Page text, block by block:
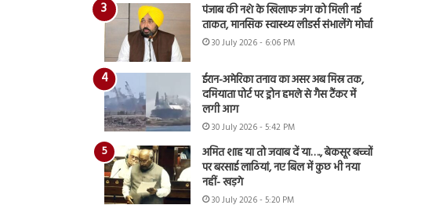
पंजाब की नशे के खिलाफ जंग को मिली नई
ताकत, मानसिक स्वास्थ्य लीडर्स संभालेंगे मोर्चा
30 July 2026 - 6:06 PM
ईरान-अमेरिका तनाव का असर अब मिस्र तक,
दमियाता पोर्ट पर ड्रोन हमले से गैस टैंकर में
लगी आग
30 July 2026 - 5:42 PM
अमित शाह या तो जवाब दें या…., बेकसूर बच्चों
पर बरसाई लाठियां, नए बिल में कुछ भी नया
नहीं- खड़गे
30 July 2026 - 5:20 PM